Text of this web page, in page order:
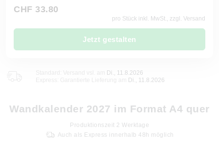
CHF 33.80
pro Stück inkl. MwSt., zzgl. Versand
Jetzt gestalten
Di., 11.8.2026
Express: Garantierte Lieferung am
Di., 11.8.2026
Wandkalender 2027 im Format A4 quer
Produktionszeit 2 Werktage
Auch als Express innerhalb 48h möglich